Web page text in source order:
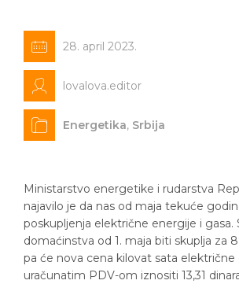
28. april 2023.
lovalova.editor
Energetika, Srbija
Ministarstvo energetike i rudarstva
najavilo je da nas od maja tekuće
poskupljenja električne energije i gasa.
domaćinstva od 1. maja biti skuplja za
pa će nova cena kilovat sata električne
uračunatim PDV-om iznositi 13,31